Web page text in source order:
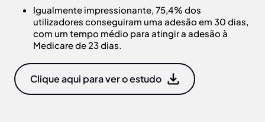
Igualmente impressionante, 75,4% dos
utilizadores conseguiram uma adesão em 30 dias,
com um tempo médio para atingir a adesão à
Medicare de 23 dias.
Clique aqui para ver o estudo